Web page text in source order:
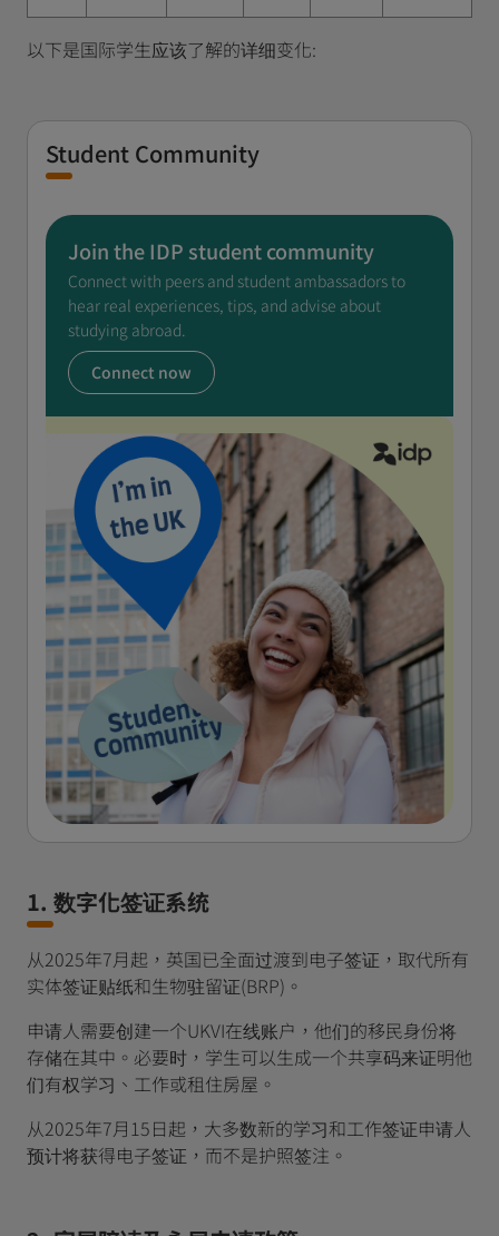
以下是国际学生应该了解的详细变化:
Student Community
Join the IDP student community
Connect with peers and student ambassadors to
hear real experiences, tips, and advise about
studying abroad.
Connect now
1. 数字化签证系统
从2025年7月起，英国已全面过渡到电子签证，取代所有
实体签证贴纸和生物驻留证(BRP)。
申请人需要创建一个UKVI在线账户，他们的移民身份将
存储在其中。必要时，学生可以生成一个共享码来证明他
们有权学习、工作或租住房屋。
从2025年7月15日起，大多数新的学习和工作签证申请人
预计将获得电子签证，而不是护照签注。